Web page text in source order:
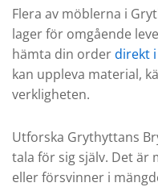
Flera av möblerna i
lager för omgående
hämta din orderdirekt
kan uppleva material,
verkligheten.
Utforska Grythyttans
tala för sig själv. Det
eller försvinner i